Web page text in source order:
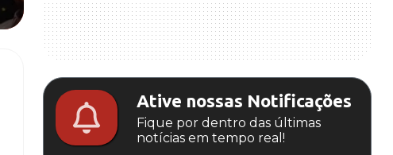
Ative nossas Notificações
Fique por dentro das últimas
notícias em tempo real!